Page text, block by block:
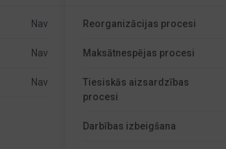
Nav
Nav
Nav
Reorganizācijas procesi
Maksātnespējas procesi
Tiesiskās aizsardzības
procesi
Darbības izbeigšana